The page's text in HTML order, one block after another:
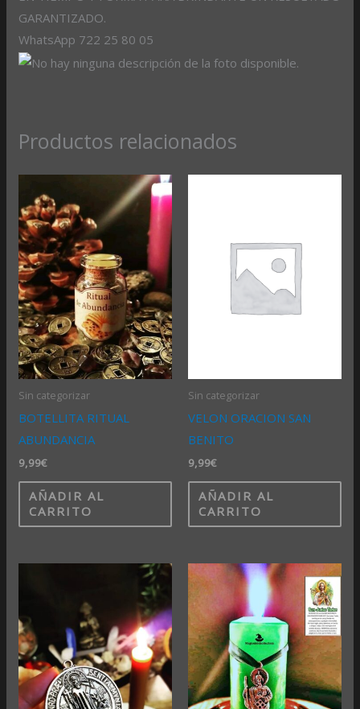
GARANTIZADO.
WhatsApp 722 25 80 05
Productos relacionados
Sin categorizar
BOTELLITA RITUAL
ABUNDANCIA
9,99€
AÑADIR AL
CARRITO
Sin categorizar
VELON ORACION SAN
BENITO
9,99€
AÑADIR AL
CARRITO